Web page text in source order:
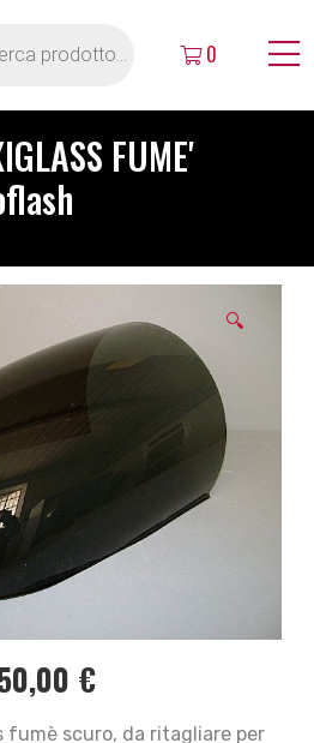
0
FUME'
🔍
€
fumè scuro, da ritagliare per